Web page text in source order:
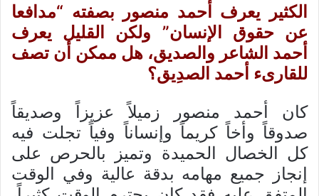
الكثير يعرف أحمد منصور بصفته “مدافعا
عن حقوق الإنسان” ولكن القليل يعرف
أحمد الشاعر والصديق، هل ممكن أن تصف
للقارىء أحمد الصدِيق؟
كان أحمد منصور زميلاً عزيزاً وصديقاً
صدوقاً وأخاً كريماً وإنساناً وفياً تجلت فيه
كل الخصال الحميدة وتميز بالحرص على
إنجاز جميع مهامه بدقة عالية وفي الوقت